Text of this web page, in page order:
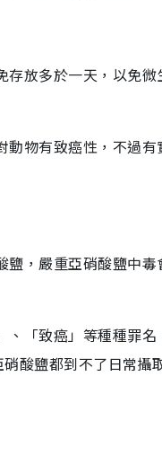
存放多於一天，以免微
動物有致癌性，不過有
，嚴重亞硝酸鹽中毒
、「致癌」等種種罪名
酸鹽都到不了日常攝